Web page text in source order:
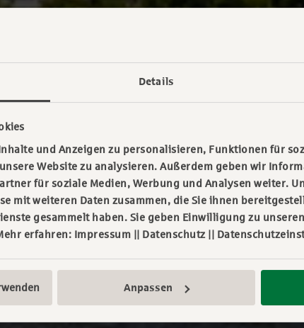
Details
und Anzeigen zu personalisieren, Funktionen für
Website zu analysieren. Außerdem geben wir
für soziale Medien, Werbung und Analysen weiter.
mit weiteren Daten zusammen, die Sie ihnen
gesammelt haben. Sie geben Einwilligung zu
erfahren: Impressum Datenschutz
Anpassen